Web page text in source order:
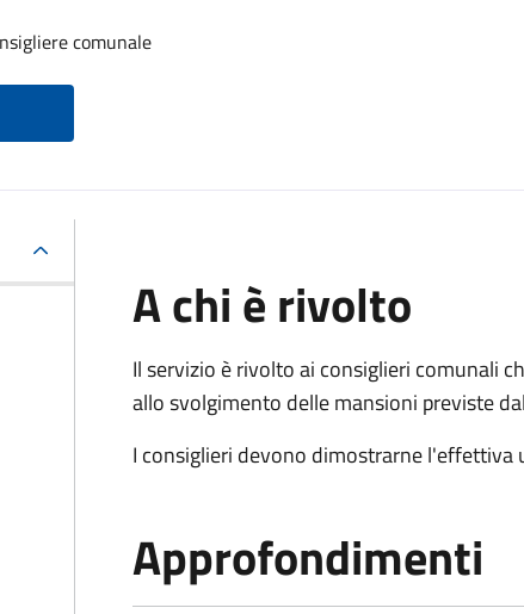
comunale
A chi è rivolto
Il servizio è rivolto ai consiglieri comunali
allo svolgimento delle mansioni previste
I consiglieri devono dimostrarne l'effettiva
Approfondimenti